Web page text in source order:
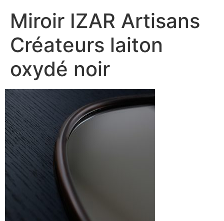
Miroir IZAR Artisans
Créateurs laiton
oxydé noir